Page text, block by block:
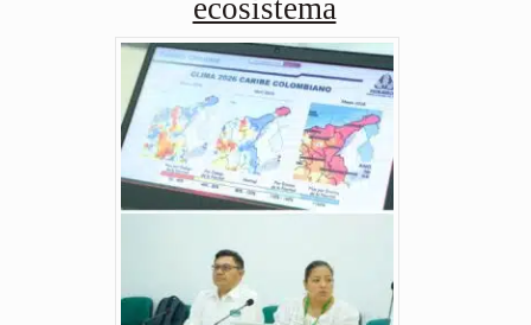
ecosistema